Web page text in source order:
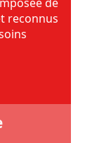
reconnus